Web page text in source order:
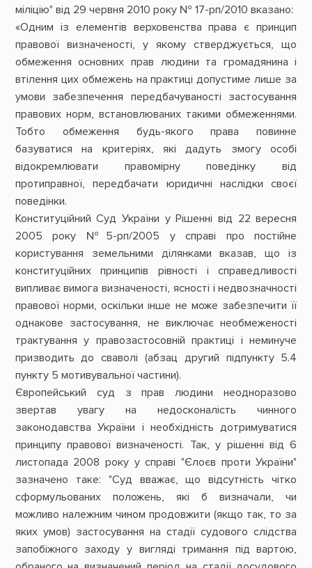
міліцію" від 29 червня 2010 року № 17-рп/2010 вказано:
«Одним із елементів верховенства права є принцип
правової визначеності, у якому стверджується, що
обмеження основних прав людини та громадянина і
втілення цих обмежень на практиці допустиме лише за
умови забезпечення передбачуваності застосування
правових норм, встановлюваних такими обмеженнями.
Тобто обмеження будь-якого права повинне
базуватися на критеріях, які дадуть змогу особі
відокремлювати правомірну поведінку від
протиправної, передбачати юридичні наслідки своєї
поведінки.
Конституційний Суд України у Рішенні від 22 вересня
2005 року №5-рп/2005 у справі про постійне
користування земельними ділянками вказав, що із
конституційних принципів рівності і справедливості
випливає вимога визначеності, ясності і недвозначності
правової норми, оскільки інше не може забезпечити її
однакове застосування, не виключає необмеженості
трактування у правозастосовній практиці і неминуче
призводить до сваволі (абзац другий підпункту 5.4
пункту 5 мотивувальної частини).
Європейський суд з прав людини неодноразово
звертав увагу на недосконалість чинного
законодавства України і необхідність дотримуватися
принципу правової визначеності. Так, у рішенні від 6
листопада 2008 року у справі "Єлоєв проти України"
зазначено таке: "Суд вважає, що відсутність чітко
сформульованих положень, які б визначали, чи
можливо належним чином продовжити (якщо так, то за
яких умов) застосування на стадії судового слідства
запобіжного заходу у вигляді тримання під вартою,